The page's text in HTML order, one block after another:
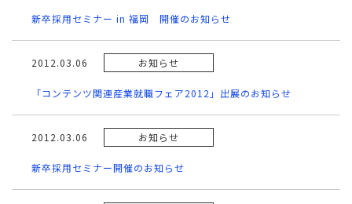
新卒採用セミナー in 福岡 開催のお知らせ
2012.03.06 お知らせ
「コンテンツ関連産業就職フェア2012」出展のお知らせ
2012.03.06 お知らせ
新卒採用セミナー開催のお知らせ